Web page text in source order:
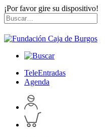
¡Por favor gire su dispositivo!
Skip
to
content
Buscar
por:
TeleEntradas
Agenda
Acceder
a
perfil
personal
Inspeccionar
carrito